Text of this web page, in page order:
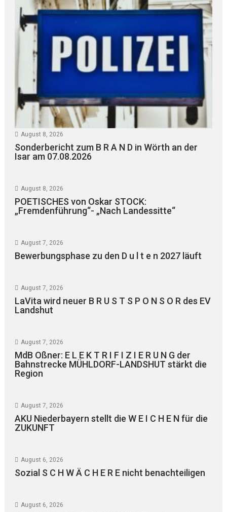
August 8, 2026
Sonderbericht zum B R A N D in Wörth an der
Isar am 07.08.2026
August 8, 2026
POETISCHES von Oskar STOCK:
„Fremdenführung“- „Nach Landessitte“
August 7, 2026
Bewerbungsphase zu den D u l t e n 2027 läuft
August 7, 2026
LaVita wird neuer B R U S T S P O N S O R des EV
Landshut
August 7, 2026
MdB Oßner: E L E K T R I F I Z I E R U N G der
Bahnstrecke MÜHLDORF-LANDSHUT stärkt die
Region
August 7, 2026
AKU Niederbayern stellt die W E I C H E N für die
ZUKUNFT
August 6, 2026
Sozial S C H W Ä C H E R E nicht benachteiligen
August 6, 2026